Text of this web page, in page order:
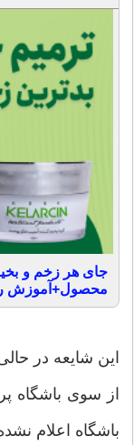
محصول+آموزش
این شایعه در
از سوی باشگاه
باشگاه اعلام